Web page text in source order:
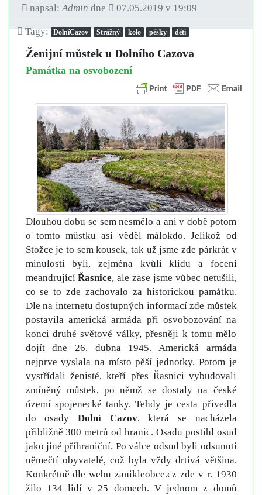
napsal:Admin dne 07.05.2019 v 19:09
Tagy: DolníCazov Strážný kolo pěšky děti
Ženijní můstek u Dolního Cazova
Památka na osvobození
Dlouhou dobu se sem nesmělo a ani v době potom
o tomto můstku asi věděl málokdo. Jelikož od
Stožce je to sem kousek, tak už jsme zde párkrát v
minulosti byli, zejména kvůli klidu a focení
meandrujícíŘasnice, ale zase jsme vůbec netušili,
co se to zde zachovalo za historickou památku.
Dle na internetu dostupných informací zde můstek
postavila americká armáda při osvobozování na
konci druhé světové války, přesněji k tomu mělo
dojít dne 26. dubna 1945. Americká armáda
nejprve vyslala na místo pěší jednotky. Potom je
vystřídali ženisté, kteří přes Řasnici vybudovali
zmíněný můstek, po němž se dostaly na české
území spojenecké tanky. Tehdy je cesta přivedla
do osady Dolní Cazov, která se nacházela
přibližně 300 metrů od hranic. Osadu postihl osud
jako jiné příhraniční. Po válce odsud byli odsunuti
němečtí obyvatelé, což byla vždy drtivá většina.
Konkrétně dle webu zanikleobce.cz zde v r. 1930
žilo 134 lidí v 25 domech. V jednom z domů